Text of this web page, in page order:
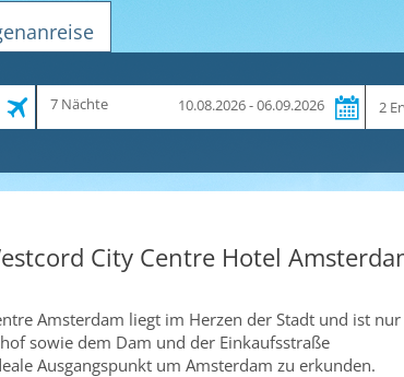
Zeitraum
7 Nächte 10.08.2026 - 06.09.2026
City Centre Hotel
Amsterdam liegt im Herzen der Stadt und ist nur
sowie dem Dam und der Einkaufsstraße
Ausgangspunkt um Amsterdam zu erkunden.